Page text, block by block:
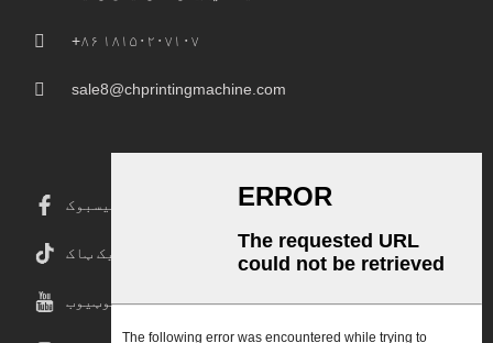
+۸۶ ۱۸۱۵۰۲۰۷۱۰۷
sale8@chprintingmachine.com
فیسبوک
ټیک ټاک
یوټیوب